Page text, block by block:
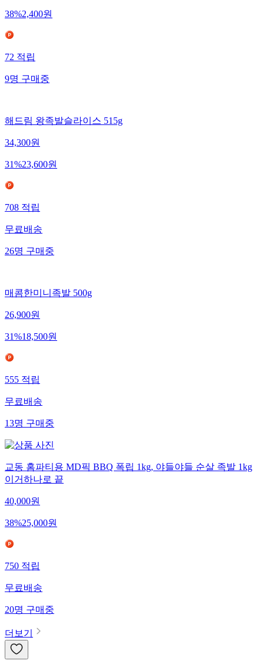
38%2,400원
72적립
9명구매중
해드림 왕족발슬라이스 515g
34,300원
31%23,600원
708적립
무료배송
26명구매중
매콤한미니족발 500g
26,900원
31%18,500원
555적립
무료배송
13명구매중
교동 홈파티용 MD픽 BBQ 폭립 1kg, 야들야들 순살 족발 1kg
이거하나로 끝
40,000원
38%25,000원
750적립
무료배송
20명구매중
더보기